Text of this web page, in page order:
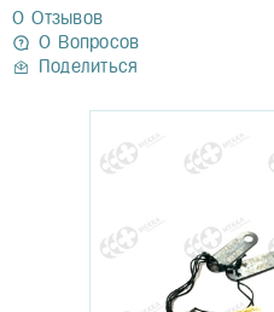
0 Отзывов
0 Вопросов
Поделиться